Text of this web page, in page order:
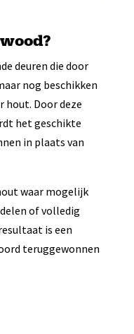
deuren die door
nog beschikken
Door deze
het geschikte
in plaats van
waar mogelijk
of volledig
is een
teruggewonnen